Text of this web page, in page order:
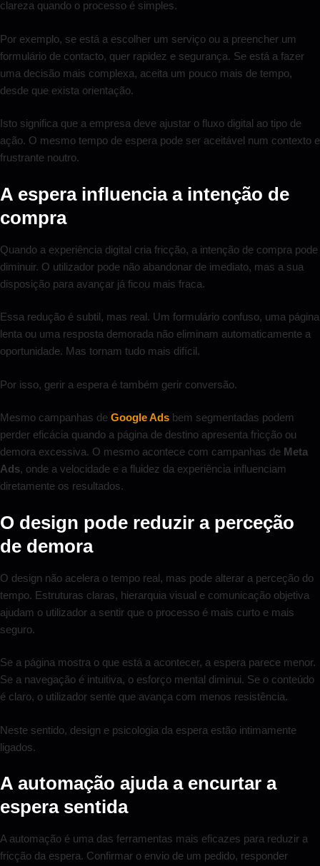
clareza quando o processo é simples.
Por exemplo, se está a escolher um serviço ou a preencher um
formulário de contacto, quer rapidez e segurança. Se está a fazer
uma decisão mais complexa, aceita um pouco mais de tempo,
desde que exista orientação.
Isto significa que a empresa deve ajustar o fluxo digital ao tipo de
ação. O mesmo tempo de espera pode ser aceitável num contexto e
frustrante noutro.
A espera influencia a intenção de
compra
Quando a experiência digital cria fricção, a intenção de compra pode
diminuir. O utilizador pode não abandonar de imediato, mas a sua
disposição para avançar já ficou mais fraca.
Essa redução é subtil, mas real. Um formulário confuso, uma página
lenta ou uma resposta demorada não eliminam automaticamente a
oportunidade. Mas tornam tudo mais difícil.
Por isso, gerir a espera é também gerir conversão.
Mesmo campanhas de Google Ads bem segmentadas podem
perder eficácia quando a página de destino apresenta fricção ou
demora excessiva. O mesmo acontece com campanhas de Meta
Ads, onde a velocidade e a fluidez da experiência influenciam
diretamente os resultados.
O design pode reduzir a perceção
de demora
O design não acelera o tempo real, mas pode alterar a perceção do
tempo. Estruturas claras, hierarquia visual e comunicação objetiva
ajudam o utilizador a sentir que o processo é mais curto e mais
seguro.
Se a página mostra o que está a acontecer, a espera parece menor.
Se a navegação é intuitiva, o esforço mental diminui. Se o conteúdo
é claro, o utilizador sente que avança com menos resistência.
Neste sentido, design e psicologia da espera estão intimamente
ligados.
A automação ajuda a encurtar a
espera sentida
A automação é uma das ferramentas mais eficazes para reduzir a
fricção da espera. Confirmar o envio de um pedido, responder